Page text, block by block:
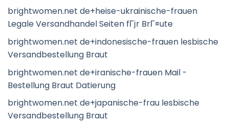
brightwomen.net de+heise-ukrainische-frauen
Legale Versandhandel Seiten fГјr BrГ¤ute
brightwomen.net de+indonesische-frauen lesbische
Versandbestellung Braut
brightwomen.net de+iranische-frauen Mail -
Bestellung Braut Datierung
brightwomen.net de+japanische-frau lesbische
Versandbestellung Braut